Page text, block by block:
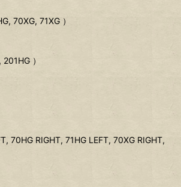
70XG, 71XG ）
）
70HG RIGHT, 71HG LEFT, 70XG RIGHT,